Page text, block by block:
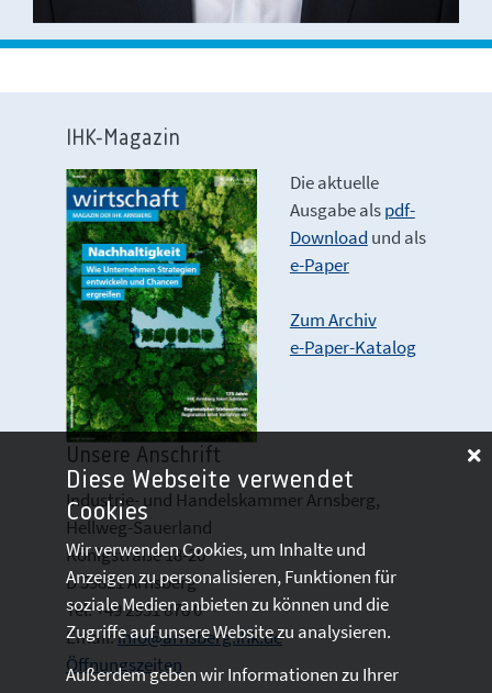
IHK-Magazin
Die aktuelle
Ausgabe alspdf-
Download und als
e-Paper
Zum Archiv
e-Paper-Katalog
Unsere Anschrift
Industrie- und Handelskammer Arnsberg,
Hellweg-Sauerland
Königstraße 18-20
D 59821 Arnsberg
Tel: +49 2931 878 0
Email:info@arnsberg.ihk.de
Öffnungszeiten
Diese Webseite verwendet
Cookies
Wir verwenden Cookies, um Inhalte und
Anzeigen zu personalisieren, Funktionen für
soziale Medien anbieten zu können und die
Zugriffe auf unsere Website zu analysieren.
Außerdem geben wir Informationen zu Ihrer